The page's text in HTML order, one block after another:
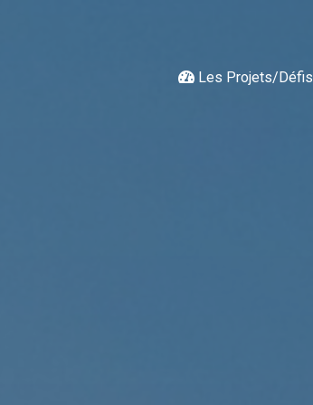
Les Projets/Défis